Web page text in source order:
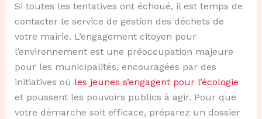
Si toutes les tentatives ont échoué, il est temps de
contacter le service de gestion des déchets de
votre mairie. L’engagement citoyen pour
l’environnement est une préoccupation majeure
pour les municipalités, encouragées par des
initiatives où les jeunes s’engagent pour l’écologie
et poussent les pouvoirs publics à agir. Pour que
votre démarche soit efficace, préparez un dossier